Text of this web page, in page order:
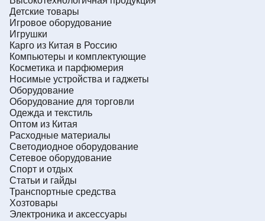
Детские товары
Игровое оборудование
Игрушки
Карго из Китая в Россию
Компьютеры и комплектующие
Косметика и парфюмерия
Носимые устройства и гаджеты
Оборудование
Оборудование для торговли
Одежда и текстиль
Оптом из Китая
Расходные материалы
Светодиодное оборудование
Сетевое оборудование
Спорт и отдых
Статьи и гайды
Транспортные средства
Хозтовары
Электроника и аксессуары